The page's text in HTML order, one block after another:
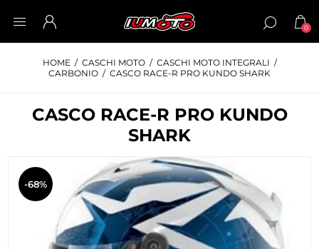
0
HOME / CASCHI MOTO / CASCHI MOTO INTEGRALI /
CARBONIO / CASCO RACE-R PRO KUNDO SHARK
CASCO RACE-R PRO KUNDO
SHARK
-68%